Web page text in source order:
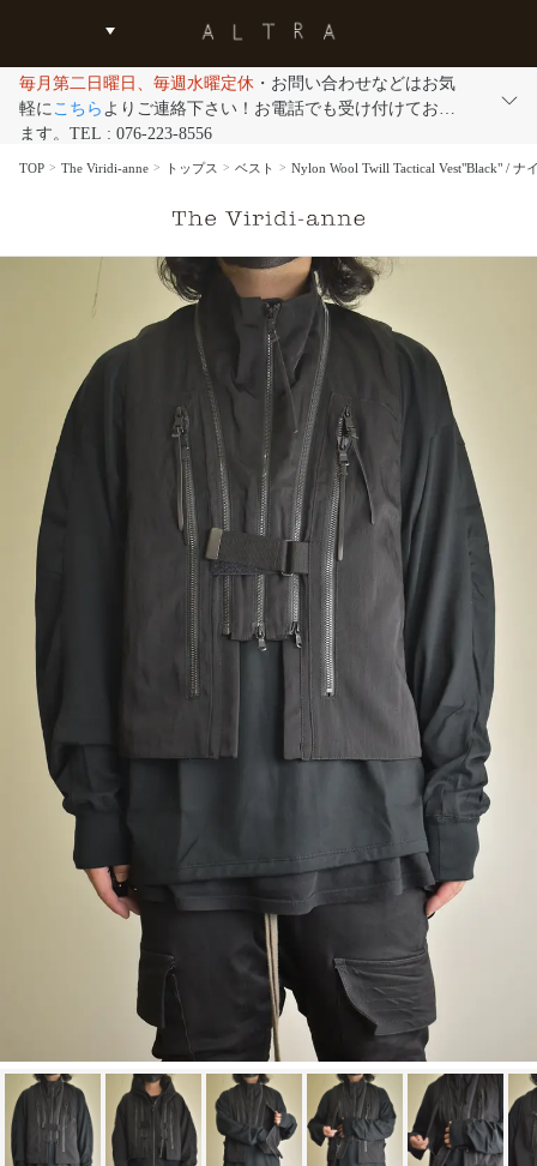
毎月第二日曜日、毎週水曜定休 ・お問い合わせなどはお気
軽にこちら よりご連絡下さい！お電話でも受け付けており
ます。TEL : 076-223-8556
TOP The Viridi-anne トップス ベスト Nylon Wool Twill Tactical Vest"Black" /